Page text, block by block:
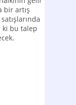
bir artış
ki bu talep